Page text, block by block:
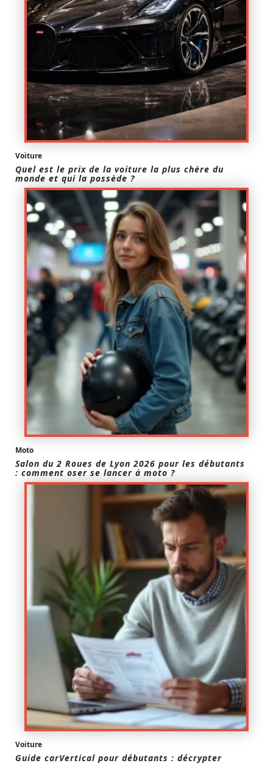
Voiture
Quel est le prix de la voiture la plus chère du
monde et qui la possède ?
Moto
Salon du 2 Roues de Lyon 2026 pour les débutants
: comment oser se lancer à moto ?
Voiture
Guide carVertical pour débutants : décrypter